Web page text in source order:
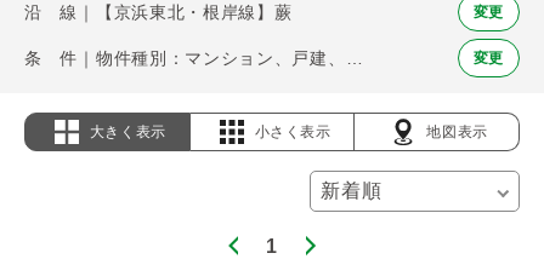
沿 線｜【京浜東北・根岸線】蕨 変更
変更
大きく表示 小さく表示 地図表示
1